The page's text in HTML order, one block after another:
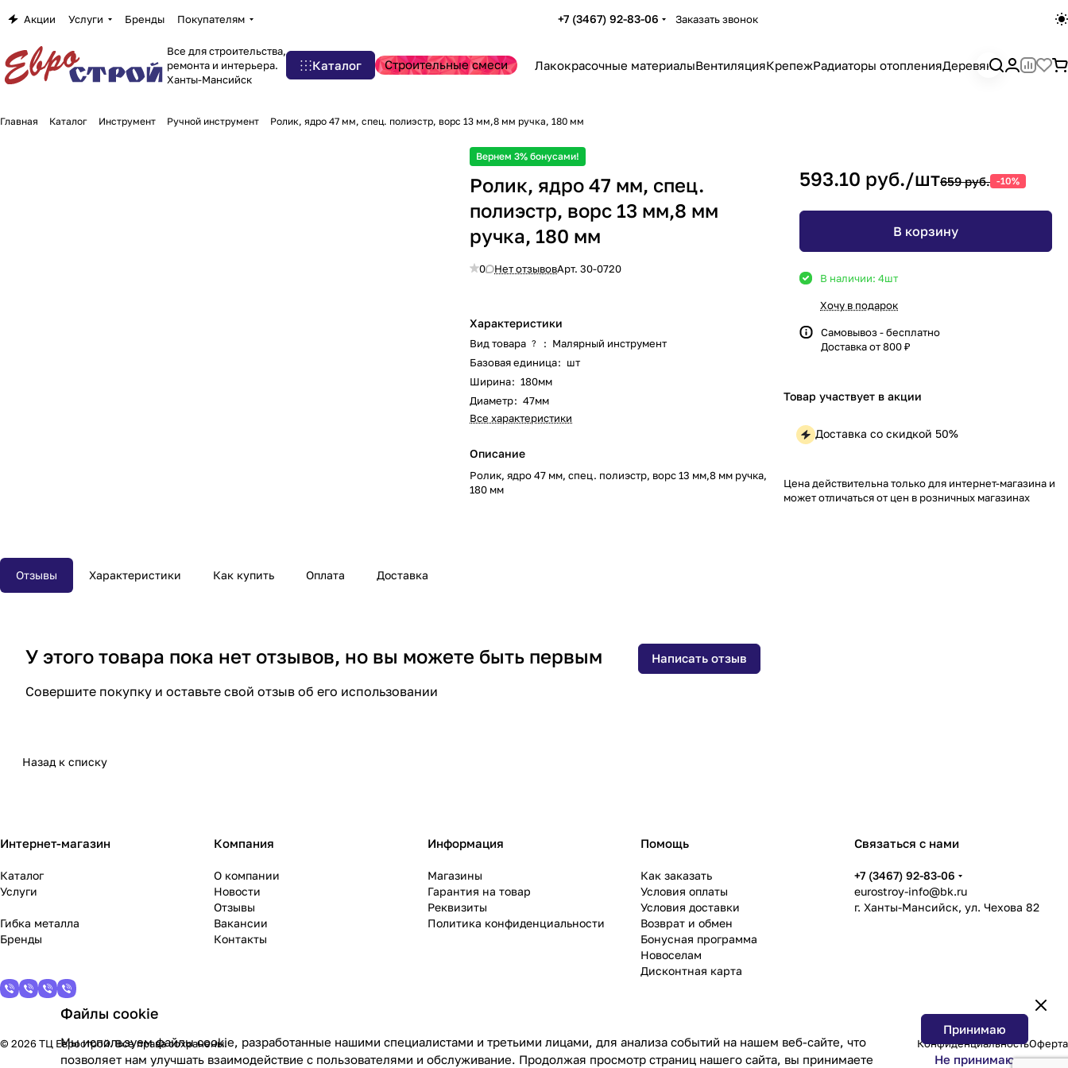
Акции Услуги Бренды Покупателям +7 (3467) 92-83-06 Заказать звонок
Все для строительства,
ремонта и интерьера.
Ханты-Мансийск
Каталог Строительные смеси Лакокрасочные материалыВентиляцияКрепежРадиаторы отопленияДеревянный
Главная Каталог Инструмент Ручной инструмент Ролик, ядро 47 мм, спец. полиэстр, ворс 13 мм,8 мм ручка, 180 мм
Вернем 3% бонусами!
Ролик, ядро 47 мм, спец.
полиэстр, ворс 13 мм,8 мм
ручка, 180 мм
0 Нет отзывовАрт.30-0720
Характеристики
Вид товара ? : Малярный инструмент
Базовая единица: шт
Ширина: 180мм
Диаметр: 47мм
Все характеристики
Описание
Ролик, ядро 47 мм, спец. полиэстр, ворс 13 мм,8 мм ручка,
180 мм
593.10 руб./шт659 руб. -10%
В корзину
В наличии: 4шт
Хочу в подарок
Самовывоз - бесплатно
Доставка от 800 ₽
Товар участвует в акции
Доставка со скидкой 50%
Цена действительна только для интернет-магазина и
может отличаться от цен в розничных магазинах
Отзывы Характеристики Как купить Оплата Доставка
У этого товара пока нет отзывов, но вы можете быть первым
Совершите покупку и оставьте свой отзыв об его использовании
Написать отзыв
Назад к списку
Интернет-магазин
Каталог
Услуги
Гибка металла
Бренды
Компания
О компании
Новости
Отзывы
Вакансии
Контакты
Информация
Магазины
Гарантия на товар
Реквизиты
Политика конфиденциальности
Помощь
Как заказать
Условия оплаты
Условия доставки
Возврат и обмен
Бонусная программа
Новоселам
Дисконтная карта
Связаться с нами
+7 (3467) 92-83-06
eurostroy-info@bk.ru
г. Ханты-Мансийск, ул. Чехова 82
© 2026 ТЦ Еврострой. Все права сохранены. КонфиденциальностьОферта
Файлы cookie
Мы используем файлы cookie, разработанные нашими специалистами и третьими лицами, для анализа событий на нашем веб-сайте, что
позволяет нам улучшать взаимодействие с пользователями и обслуживание. Продолжая просмотр страниц нашего сайта, вы принимаете
Принимаю
Не принимаю